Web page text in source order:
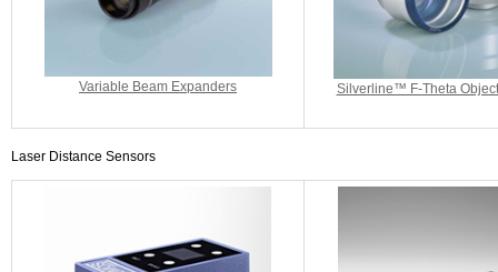
Variable Beam Expanders Silverline™ F-Theta
Laser Distance Sensors